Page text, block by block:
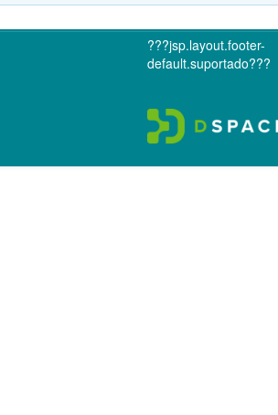
???jsp.layout.footer-
default.suportado???